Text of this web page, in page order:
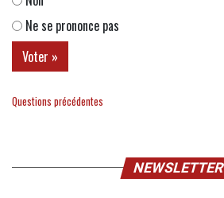
Ne se prononce pas
Questions précédentes
NEWSLETTER